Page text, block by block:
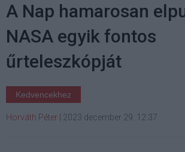
A Nap hamarosan
NASA egyik fontos
űrteleszkópját
Kedvencekhez
Horváth Péter 2023 december 29. 12:37